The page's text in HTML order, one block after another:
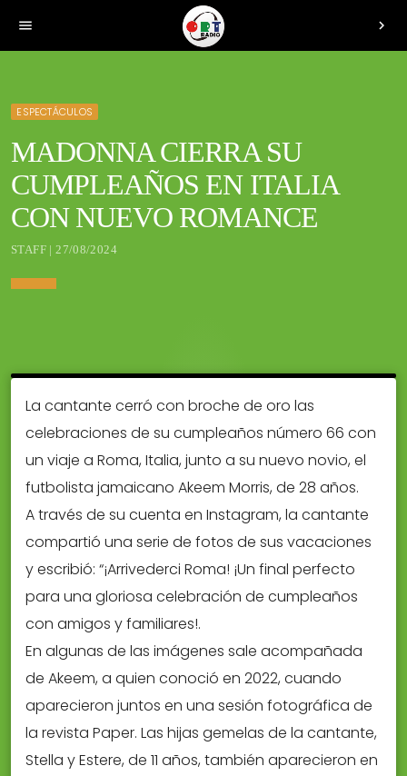
menu chevron_right
ESPECTÁCULOS
MADONNA CIERRA SU
CUMPLEAÑOS EN ITALIA
CON NUEVO ROMANCE
STAFF | 27/08/2024
La cantante cerró con broche de oro las
celebraciones de su cumpleaños número 66 con
un viaje a Roma, Italia, junto a su nuevo novio, el
futbolista jamaicano Akeem Morris, de 28 años.
A través de su cuenta en Instagram, la cantante
compartió una serie de fotos de sus vacaciones
y escribió: “¡Arrivederci Roma! ¡Un final perfecto
para una gloriosa celebración de cumpleaños
con amigos y familiares!.
En algunas de las imágenes sale acompañada
de Akeem, a quien conoció en 2022, cuando
aparecieron juntos en una sesión fotográfica de
la revista Paper. Las hijas gemelas de la cantante,
Stella y Estere, de 11 años, también aparecieron en